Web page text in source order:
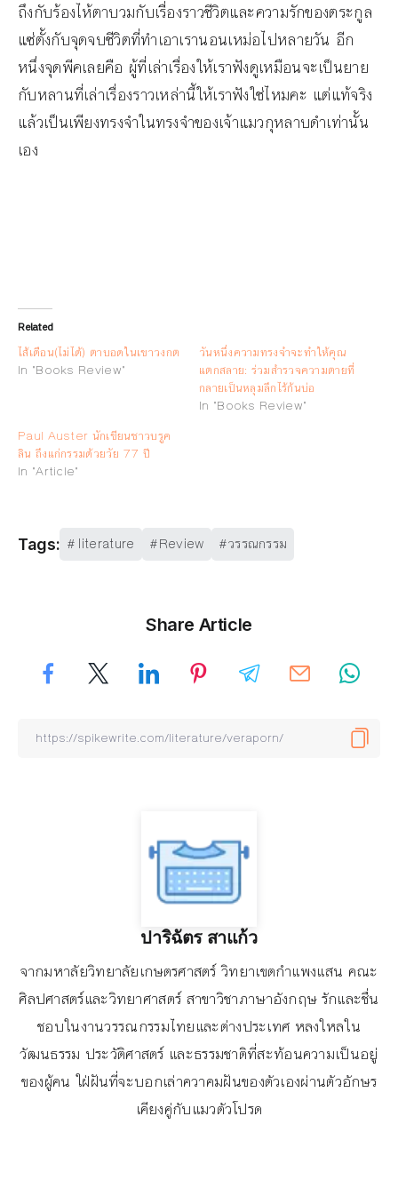
ถึงกับร้องไห้ตาบวมกับเรื่องราวชีวิตและความรักของตระกูล
แซ่ตั้งกับจุดจบชีวิตที่ทำเอาเรานอนเหม่อไปหลายวัน อีก
หนึ่งจุดพีคเลยคือ ผู้ที่เล่าเรื่องให้เราฟังดูเหมือนจะเป็นยาย
กับหลานที่เล่าเรื่องราวเหล่านี้ให้เราฟังใช่ไหมคะ แต่แท้จริง
แล้วเป็นเพียงทรงจำในทรงจำของเจ้าแมวกุหลาบดำเท่านั้น
เอง
Related
ไส้เดือน(ไม่ได้) ตาบอดในเขาวงกต
In "Books Review"
วันหนึ่งความทรงจำจะทำให้คุณ
แตกสลาย: ร่วมสำรวจความตายที่
กลายเป็นหลุมลึกไร้ก้นบ่อ
In "Books Review"
Paul Auster นักเขียนชาวบรูค
ลิน ถึงแก่กรรมด้วยวัย 77 ปี
In "Article"
Tags: literature Review วรรณกรรม
Share Article
ปาริฉัตร สาแก้ว
จากมหาลัยวิทยาลัยเกษตรศาสตร์ วิทยาเขตกำแพงแสน คณะ
ศิลปศาสตร์และวิทยาศาสตร์ สาขาวิชาภาษาอังกฤษ รักและชื่น
ชอบในงานวรรณกรรมไทยและต่างประเทศ หลงใหลใน
วัฒนธรรม ประวัติศาสตร์ และธรรมชาติที่สะท้อนความเป็นอยู่
ของผู้คน ใฝ่ฝันที่จะบอกเล่าควาคมฝันของตัวเองผ่านตัวอักษร
เคียงคู่กับแมวตัวโปรด